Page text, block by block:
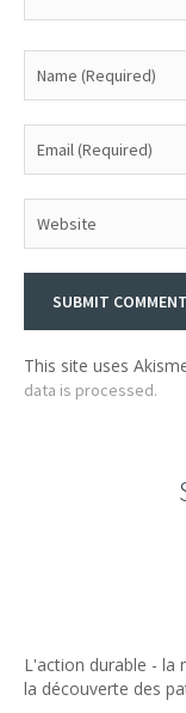
This site uses
data is processed.
L'action durable - la
la découverte des